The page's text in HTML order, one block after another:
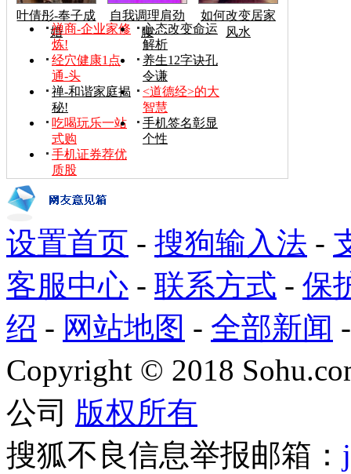
叶倩彤-奉子成
婚
自我调理肩劲
腰
如何改变居家
风水
禅商-企业家修
炼!
心态改变命运
解析
经穴健康1点
通-头
养生12字诀孔
令谦
禅-和谐家庭揭
秘!
<道德经>的大
智慧
吃喝玩乐一站
式购
手机签名彰显
个性
手机证券荐优
质股
设置首页 - 搜狗输入法 -
客服中心 - 联系方式 - 保
绍 - 网站地图 - 全部新闻
Copyright © 2018
公司 版权所有
搜狐不良信息举报邮箱：